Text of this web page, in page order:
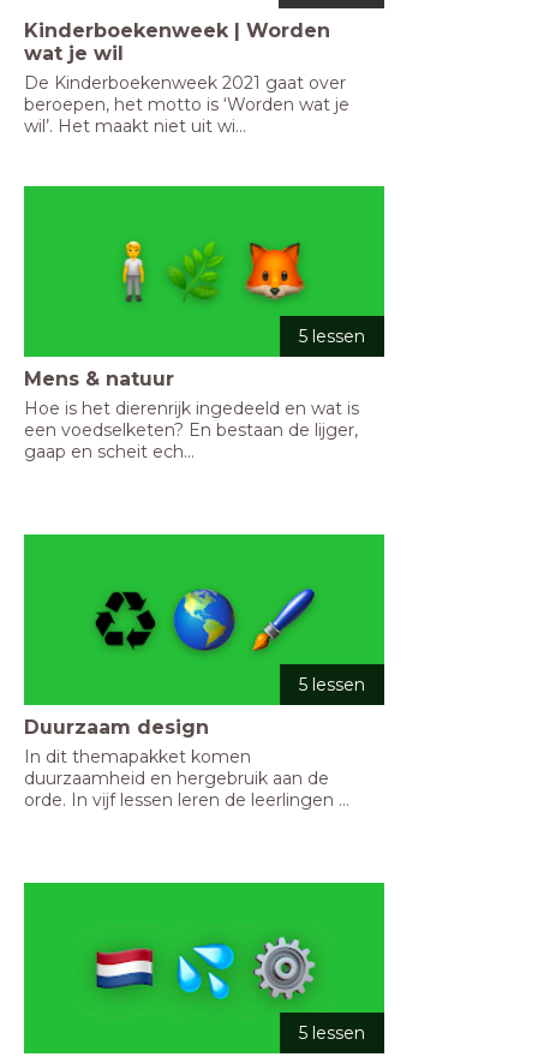
Kinderboekenweek | Worden
wat je wil
De Kinderboekenweek 2021 gaat over
beroepen, het motto is ‘Worden wat je
wil’. Het maakt niet uit wi...
5 lessen
Mens & natuur
Hoe is het dierenrijk ingedeeld en wat is
een voedselketen? En bestaan de lijger,
gaap en scheit ech...
5 lessen
Duurzaam design
In dit themapakket komen
duurzaamheid en hergebruik aan de
orde. In vijf lessen leren de leerlingen ...
5 lessen